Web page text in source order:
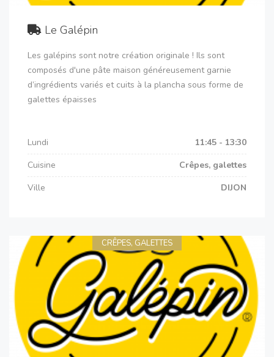
Le Galépin
Les galépins sont notre création originale ! Ils sont
composés d'une pâte maison généreusement garnie
d’ingrédients variés et cuits à la plancha sous forme de
galettes épaisses
Lundi
11:45 - 13:30
Cuisine
Crêpes, galettes
Ville
DIJON
CRÊPES, GALETTES